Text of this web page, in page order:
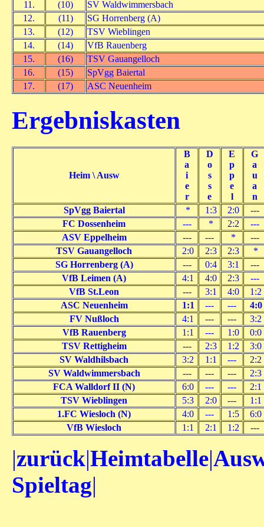
11. (10)
SV Waldwimmersbach
12.
(11)
SG Horrenberg (A)
13.
(12)
TSV Wieblingen
14.
(14)
VfB Rauenberg
15.
(16)
TSV Gauangelloch
16.
(15)
SpVgg Baiertal
17.
(17) ASC Neuenheim
Ergebniskasten
Heim \ Ausw
B
a
i
e
r
D
o
s
s
e
E
p
p
e
l
G
a
u
a
n
SpVgg Baiertal
* 1:3 2:0
---
FC Dossenheim
--- * 2:2
---
ASV Eppelheim
--- --- *
---
TSV Gauangelloch
2:0 2:3 2:3
*
SG Horrenberg (A)
--- 0:4 3:1
---
VfB Leimen (A)
4:1 4:0 2:3
---
VfB St.Leon
--- 3:1 4:0
1:2
ASC Neuenheim
1:1 --- ---
4:0
FV Nußloch
4:1 --- ---
3:2
VfB Rauenberg
1:1 --- 1:0
0:0
TSV Rettigheim
--- 2:3 1:2
3:0
SV Waldhilsbach
3:2 1:1 ---
2:2
SV Waldwimmersbach
--- --- ---
2:3
FCA Walldorf II (N)
6:0 --- ---
2:1
TSV Wieblingen
5:3 2:0 ---
1:1
1.FC Wiesloch (N)
4:0 --- 1:5
6:0
VfB Wiesloch
1:1 2:1 1:2 ---
|zurück|Heimtabelle|
Spieltag|